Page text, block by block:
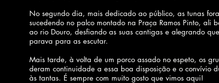
No segundo dia, mais dedicado ao público, as tunas
sucedendo no palco montado na Praça Ramos Pinto, ali
ao rio Douro, desfiando as suas cantigas e alegrando
parava para as escutar.
Mais tarde, à volta de um porco assado no espeto, os
deram continuidade a essa boa disposição e o convívio
às tantas. É sempre com muito gosto que vimos aqui!